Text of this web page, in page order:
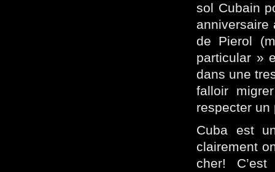
sol Cubain
anniversaire
de Pierol
particular »
dans une
falloir
respecter
Cuba est
clairement
cher!